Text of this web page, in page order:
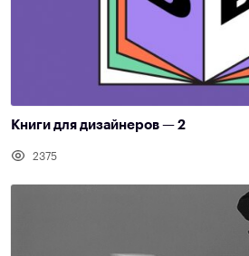
Книги для дизайнеров — 2
2375